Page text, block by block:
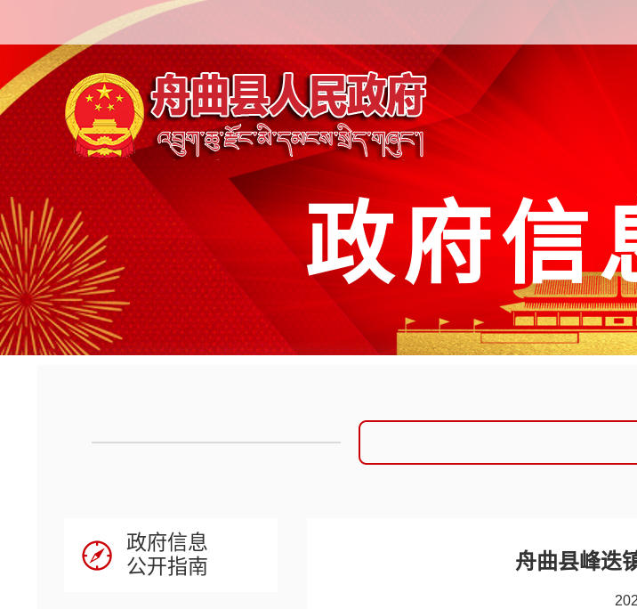
政府信
政府信息
公开指南
舟曲县峰迭